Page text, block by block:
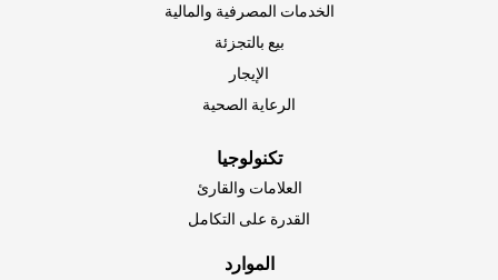
الخدمات المصرفية والمالية
بيع بالتجزئة
الإيجار
الرعاية الصحية
تكنولوجيا
العلامات والقارئ
القدرة على التكامل
الموارد